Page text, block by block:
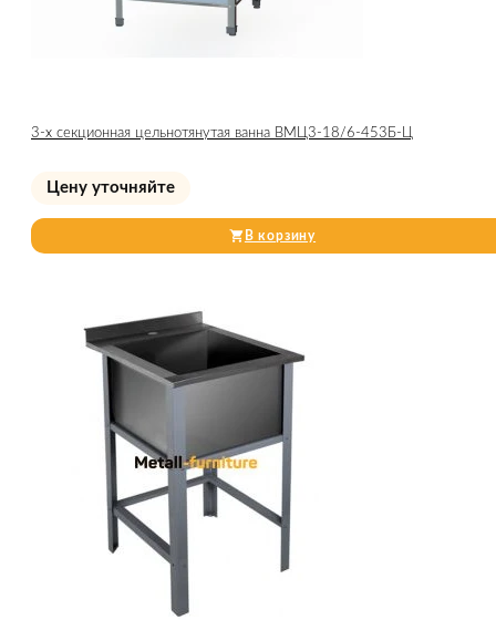
3-х секционная цельнотянутая ванна ВМЦ3-18/6-453Б-Ц
Цену уточняйте
В корзину